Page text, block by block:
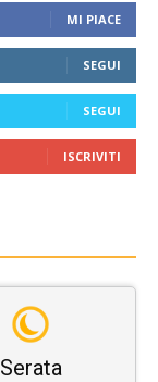
MI PIACE
SEGUI
SEGUI
ISCRIVITI
Serata